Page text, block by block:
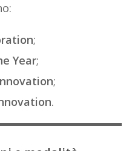
;
Year;
;
.